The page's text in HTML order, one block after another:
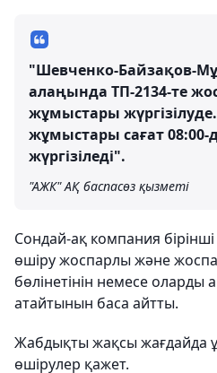
"Шевченко-Байзақов-
алаңында ТП-2134-те
жұмыстары
жұмыстары сағат 08:00-
жүргізіледі".
"АЖК" АҚ баспасөз қызметі
Сондай-ақ компания
өшіру жоспарлы және
бөлінетінін немесе оларды
атайтынын баса айтты.
Жабдықты жақсы жағдайда
өшірулер қажет.